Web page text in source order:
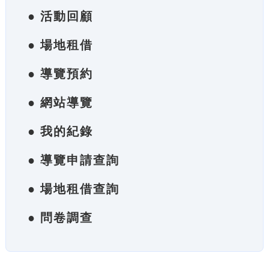
● 活動回顧
● 場地租借
● 導覽預約
● 網站導覽
● 我的紀錄
● 導覽申請查詢
● 場地租借查詢
● 問卷調查